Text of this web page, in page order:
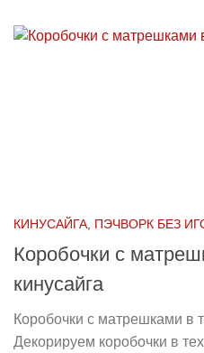
КИНУСАЙГА, ПЭЧВОРК БЕЗ
Коробочки с
кинусайга
Коробочки с матрешками в
Декорируем коробочки в